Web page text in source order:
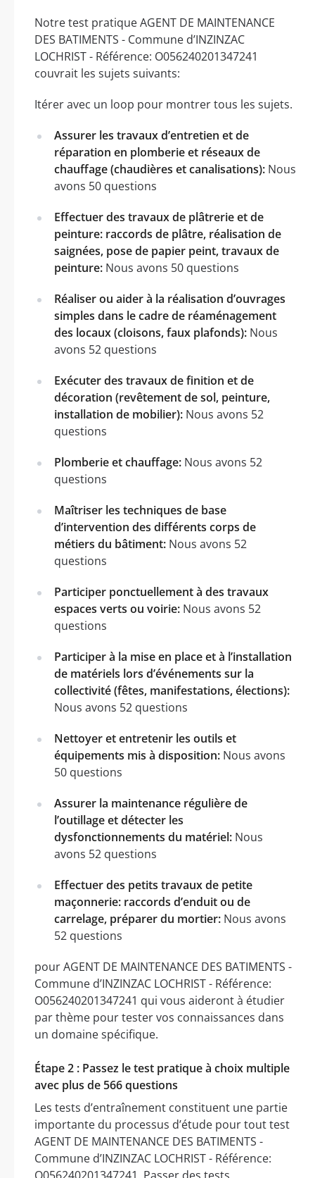
Notre test pratique AGENT DE MAINTENANCE
DES BATIMENTS - Commune d’INZINZAC
LOCHRIST - Référence: O056240201347241
couvrait les sujets suivants:
Itérer avec un loop pour montrer tous les sujets.
Assurer les travaux d’entretien et de
réparation en plomberie et réseaux de
chauffage (chaudières et canalisations): Nous
avons 50 questions
Effectuer des travaux de plâtrerie et de
peinture: raccords de plâtre, réalisation de
saignées, pose de papier peint, travaux de
peinture: Nous avons 50 questions
Réaliser ou aider à la réalisation d’ouvrages
simples dans le cadre de réaménagement
des locaux (cloisons, faux plafonds): Nous
avons 52 questions
Exécuter des travaux de finition et de
décoration (revêtement de sol, peinture,
installation de mobilier): Nous avons 52
questions
Plomberie et chauffage: Nous avons 52
questions
Maîtriser les techniques de base
d’intervention des différents corps de
métiers du bâtiment: Nous avons 52
questions
Participer ponctuellement à des travaux
espaces verts ou voirie: Nous avons 52
questions
Participer à la mise en place et à l’installation
de matériels lors d’événements sur la
collectivité (fêtes, manifestations, élections):
Nous avons 52 questions
Nettoyer et entretenir les outils et
équipements mis à disposition: Nous avons
50 questions
Assurer la maintenance régulière de
l’outillage et détecter les
dysfonctionnements du matériel: Nous
avons 52 questions
Effectuer des petits travaux de petite
maçonnerie: raccords d’enduit ou de
carrelage, préparer du mortier: Nous avons
52 questions
pour AGENT DE MAINTENANCE DES BATIMENTS -
Commune d’INZINZAC LOCHRIST - Référence:
O056240201347241 qui vous aideront à étudier
par thème pour tester vos connaissances dans
un domaine spécifique.
Étape 2 : Passez le test pratique à choix multiple
avec plus de 566 questions
Les tests d’entraînement constituent une partie
importante du processus d’étude pour tout test
AGENT DE MAINTENANCE DES BATIMENTS -
Commune d’INZINZAC LOCHRIST - Référence: